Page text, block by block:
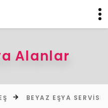
Alanlar
BEYAZ EŞYA SERVISI